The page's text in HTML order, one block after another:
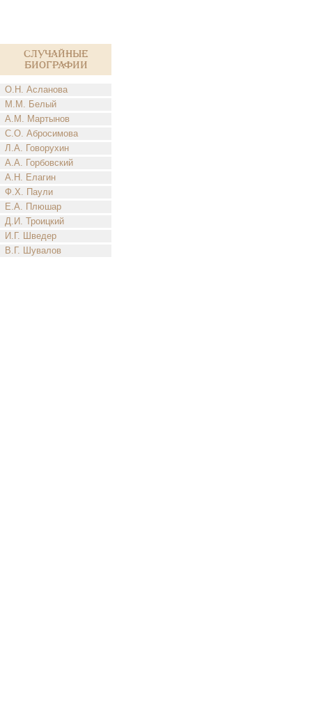
Случайные
биографии
О.Н. Асланова
М.М. Белый
А.М. Мартынов
С.О. Абросимова
Л.А. Говорухин
А.А. Горбовский
А.Н. Елагин
Ф.Х. Паули
Е.А. Плюшар
Д.И. Троицкий
И.Г. Шведер
В.Г. Шувалов